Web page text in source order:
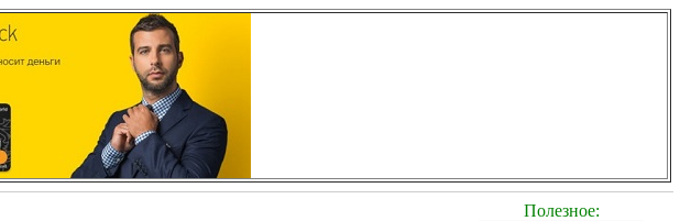
Полезное: